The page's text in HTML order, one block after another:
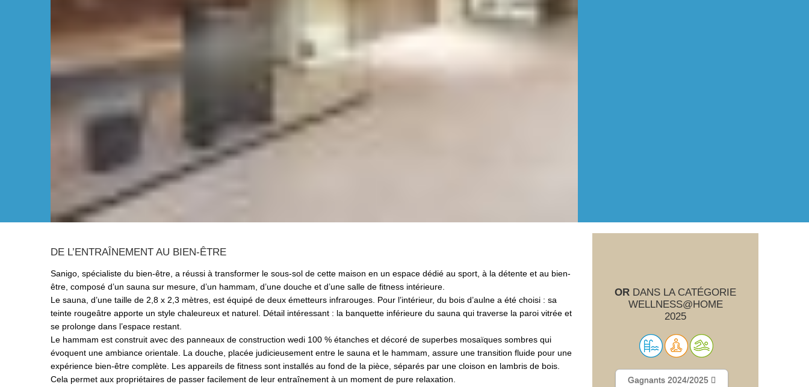
DE L’ENTRAÎNEMENT AU BIEN-ÊTRE
Sanigo, spécialiste du bien-être, a réussi à transformer le sous-sol de cette maison en un espace dédié au sport, à la détente et au bien-
être, composé d’un sauna sur mesure, d’un hammam, d’une douche et d’une salle de fitness intérieure.
Le sauna, d’une taille de 2,8 x 2,3 mètres, est équipé de deux émetteurs infrarouges. Pour l’intérieur, du bois d’aulne a été choisi : sa
teinte rougeâtre apporte un style chaleureux et naturel. Détail intéressant : la banquette inférieure du sauna qui traverse la paroi vitrée et
se prolonge dans l’espace restant.
Le hammam est construit avec des panneaux de construction wedi 100 % étanches et décoré de superbes mosaïques sombres qui
évoquent une ambiance orientale. La douche, placée judicieusement entre le sauna et le hammam, assure une transition fluide pour une
expérience bien-être complète. Les appareils de fitness sont installés au fond de la pièce, séparés par une cloison en lambris de bois.
Cela permet aux propriétaires de passer facilement de leur entraînement à un moment de pure relaxation.
OR DANS LA CATÉGORIE
WELLNESS@HOME
2025
Gagnants 2024/2025